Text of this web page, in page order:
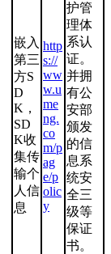
嵌入
第三
方S
D
K，
SD
K收
集传
输个
人信
息
http
s://
ww
w.u
me
ng.
co
m/p
ag
e/p
olic
y
护管
理体
系认
证。
并拥
有公
安部
颁发
的信
息系
统安
全三
级等
保证
书。